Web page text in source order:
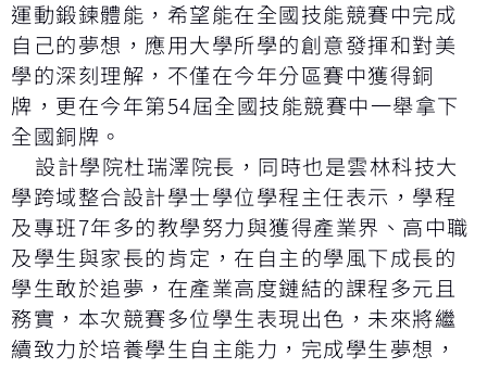
運動鍛鍊體能，希望能在全國技能競賽中完成
自己的夢想，應用大學所學的創意發揮和對美
學的深刻理解，不僅在今年分區賽中獲得銅
牌，更在今年第54屆全國技能競賽中一舉拿下
全國銅牌。
設計學院杜瑞澤院長，同時也是雲林科技大
學跨域整合設計學士學位學程主任表示，學程
及專班7年多的教學努力與獲得產業界、高中職
及學生與家長的肯定，在自主的學風下成長的
學生敢於追夢，在產業高度鏈結的課程多元且
務實，本次競賽多位學生表現出色，未來將繼
續致力於培養學生自主能力，完成學生夢想，